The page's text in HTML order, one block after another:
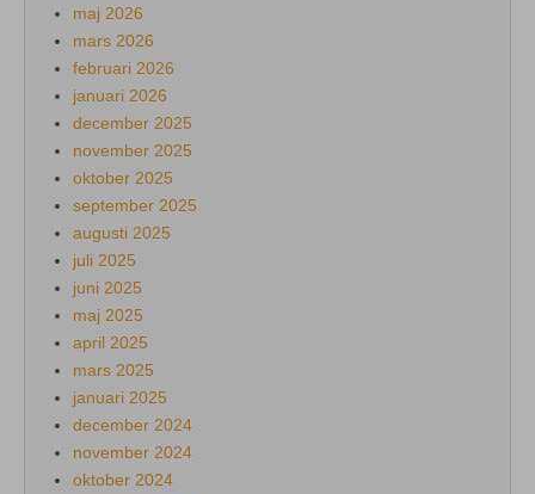
maj 2026
mars 2026
februari 2026
januari 2026
december 2025
november 2025
oktober 2025
september 2025
augusti 2025
juli 2025
juni 2025
maj 2025
april 2025
mars 2025
januari 2025
december 2024
november 2024
oktober 2024